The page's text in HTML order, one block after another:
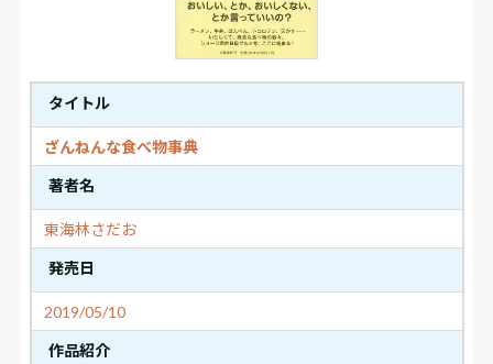
タイトル
ざんねんな食べ物事典
著者名
東海林さだお
発売日
2019/05/10
作品紹介